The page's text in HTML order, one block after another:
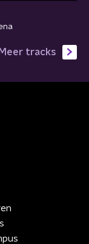
Meer tracks